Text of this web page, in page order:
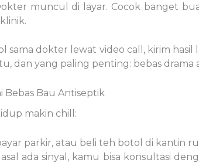
muncul di layar. Cocok banget
dokter lewat video call, kirim hasil
dan yang paling penting: bebas drama
Bebas Bau Antiseptik
makin chill:
parkir, atau beli teh botol di kantin
ada sinyal, kamu bisa konsultasi